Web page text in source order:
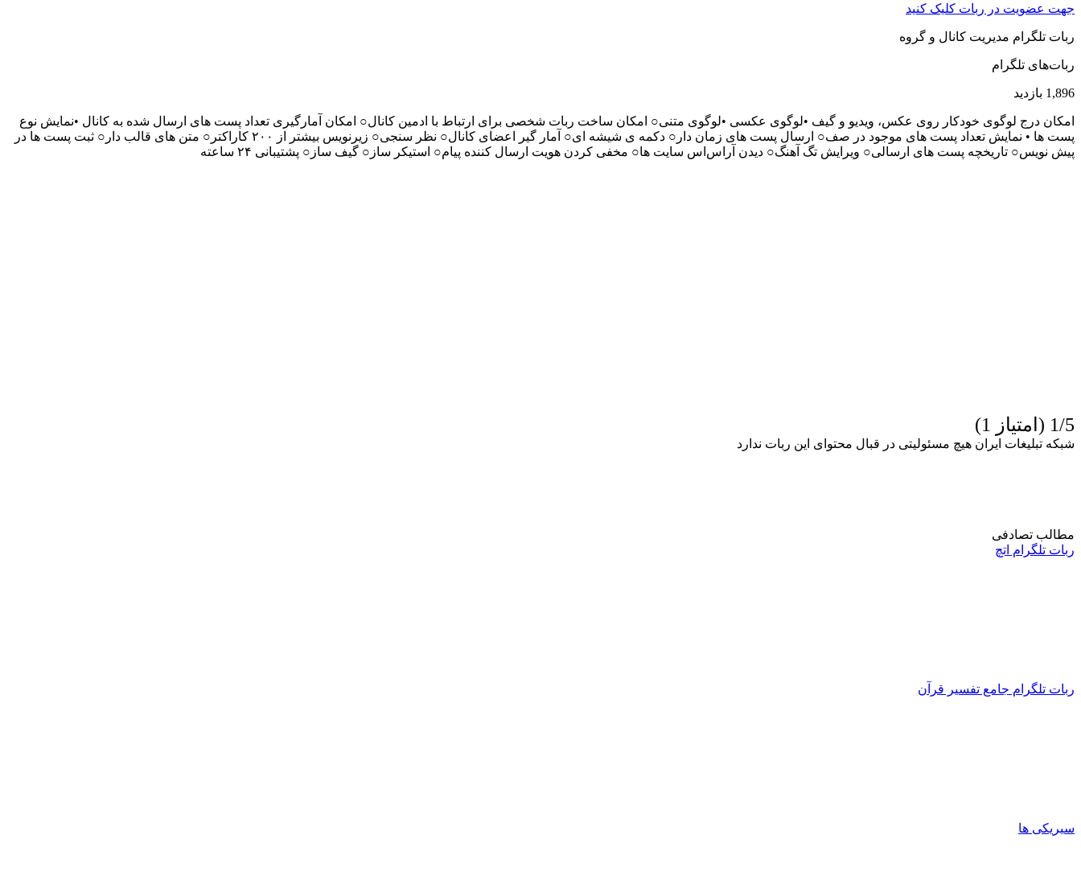
جهت عضویت در ربات کلیک کنید
ربات تلگرام مدیریت کانال و گروه
ربات‌های تلگرام
1,896 بازدید
امکان درج لوگوی خودکار روی عکس، ویدیو و گیف •لوگوی عکسی •لوگوی متنی○ امکان ساخت ربات شخصی برای ارتباط با ادمین کانال○ امکان آمارگیری تعداد پست های ارسال شده به کانال •نمایش نوع
پست ها • نمایش تعداد پست های موجود در صف○ ارسال پست های زمان دار○ دکمه ی شیشه ای○ آمار گیر اعضای کانال○ نظر سنجی○ زیرنویس بیشتر از ۲۰۰ کاراکتر○ متن های قالب دار○ ثبت پست ها در
پیش نویس○ تاریخچه پست های ارسالی○ ویرایش تگ آهنگ○ دیدن آراس‌اس سایت ها○ مخفی کردن هویت ارسال کننده پیام○ استیکر ساز○ گیف ساز○ پشتیبانی ۲۴ ساعته
1/5 (امتیاز 1)
شبکه تبلیغات ایران هیچ مسئولیتی در قبال محتوای این ربات ندارد
مطالب تصادفی
ربات تلگرام اتچ
ربات تلگرام جامع تفسیر قرآن
سیریکی ها